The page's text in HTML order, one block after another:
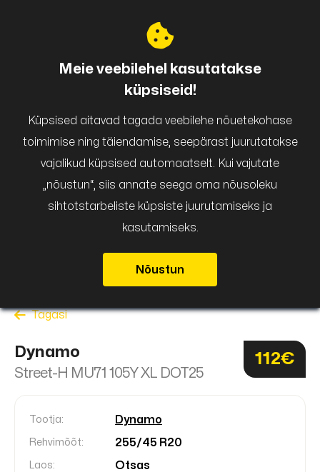
Tagasi
Dynamo
Street-H MU71 105Y XL DOT25
112€
Tootja: Dynamo
Rehvimõõt: 255/45 R20
Laos: Otsas
Meie veebilehel kasutatakse
küpsiseid!
Küpsised aitavad tagada veebilehe nõuetekohase
toimimise ning täiendamise, seepärast juurutatakse
vajalikud küpsised automaatselt. Kui vajutate
„nõustun“, siis annate seega oma nõusoleku
sihtotstarbeliste küpsiste juurutamiseks ja
kasutamiseks.
Nõustun